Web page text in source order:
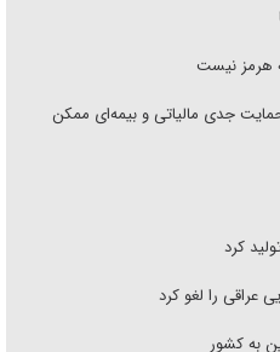
هرمز نیست
جدی مالیاتی و بیمه‌ای ممکن
عراقی را لغو کرد